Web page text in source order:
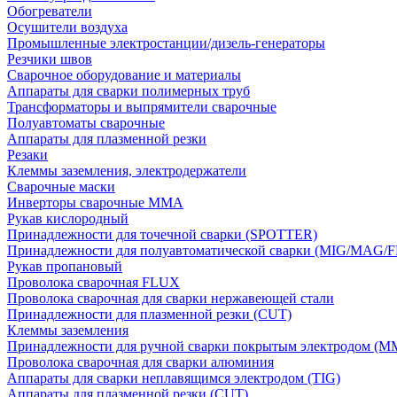
Обогреватели
Осушители воздуха
Промышленные электростанции/дизель-генераторы
Резчики швов
Сварочное оборудование и материалы
Аппараты для сварки полимерных труб
Трансформаторы и выпрямители сварочные
Полуавтоматы сварочные
Аппараты для плазменной резки
Резаки
Клеммы заземления, электродержатели
Сварочные маски
Инверторы сварочные ММА
Рукав кислородный
Принадлежности для точечной сварки (SPOTTER)
Принадлежности для полуавтоматической сварки (MIG/MAG/
Рукав пропановый
Проволока сварочная FLUX
Проволока сварочная для сварки нержавеющей стали
Принадлежности для плазменной резки (CUT)
Клеммы заземления
Принадлежности для ручной сварки покрытым электродом
Проволока сварочная для сварки алюминия
Аппараты для сварки неплавящимся электродом (TIG)
Аппараты для плазменной резки (CUT)